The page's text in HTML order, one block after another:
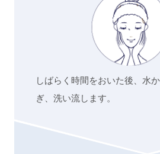
しばらく時間をおいた後、水
ぎ、洗い流します。